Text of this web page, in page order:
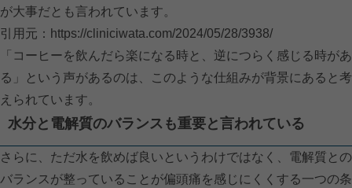
が大事だとも言われています。
引用元： https://cliniciwata.com/2024/05/28/3938/
「コーヒーを飲んだら楽になる時と、逆につらく感じる時があ
る」という声があるのは、このような仕組みが背景にあると考
えられています。
水分と電解質のバランスも重要と言われている
さらに、ただ水を飲めば良いというわけではなく、電解質との
バランスが整っていることが偏頭痛を感じにくくする一つの条